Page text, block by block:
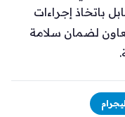
باتخاذ إجراءات
لضمان سلامة